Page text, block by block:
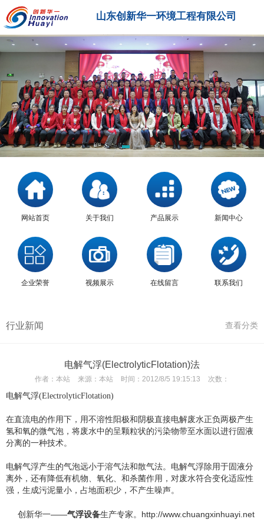
山东创新华一环境工程有限公司
网站首页 关于我们 产品展示 新闻中心
企业荣誉 视频展示 在线留言 联系我们
行业新闻 查看分类
电解气浮(ElectrolyticFlotation)法
作者： 本站 来源： 本站 时间： 2012/8/5 19:15:13 次数：
电解气浮(ElectrolyticFlotation)
在直流电的作用下，用不溶性阳极和阴极直接电解废水正负两极产生
氢和氧的微气泡，将废水中的呈颗粒状的污染物带至水面以进行固液
分离的一种技术。
电解气浮产生的气泡远小于溶气法和散气法。电解气浮除用于固液分
离外，还有降低有机物、氧化、和杀菌作用，对废水符合变化适应性
强，生成污泥量小，占地面积少，不产生噪声。
创新华一——气浮设备生产专家。 http://www.chuangxinhuayi.net